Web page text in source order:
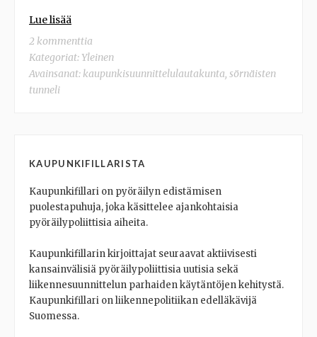
Lue lisää
2 kommenttia
Kategoriat: Yleinen
Avainsanat: kaupunkisuunnittelulautakunta, sörnäisten
tunneli
KAUPUNKIFILLARISTA
Kaupunkifillari on pyöräilyn edistämisen
puolestapuhuja, joka käsittelee ajankohtaisia
pyöräilypoliittisia aiheita.
Kaupunkifillarin kirjoittajat seuraavat aktiivisesti
kansainvälisiä pyöräilypoliittisia uutisia sekä
liikennesuunnittelun parhaiden käytäntöjen kehitystä.
Kaupunkifillari on liikennepolitiikan edelläkävijä
Suomessa.